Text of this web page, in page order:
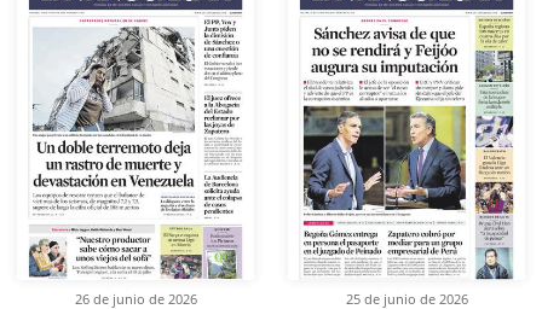
26 de junio de 2026 25 de junio de 2026